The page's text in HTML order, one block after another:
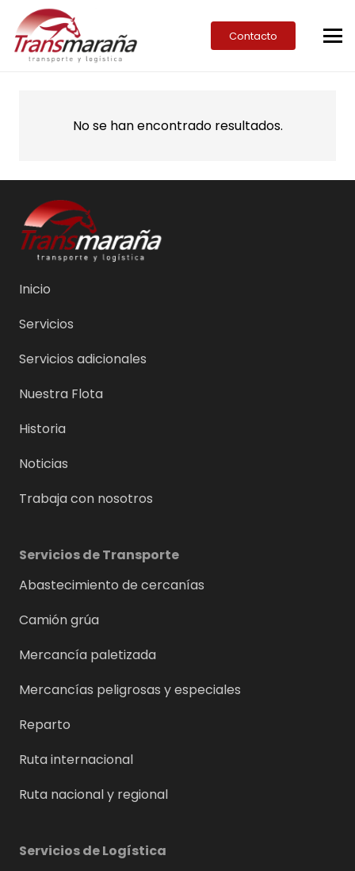
Contacto
No se han encontrado resultados.
Inicio
Servicios
Servicios adicionales
Nuestra Flota
Historia
Noticias
Trabaja con nosotros
Servicios de Transporte
Abastecimiento de cercanías
Camión grúa
Mercancía paletizada
Mercancías peligrosas y especiales
Reparto
Ruta internacional
Ruta nacional y regional
Servicios de Logística